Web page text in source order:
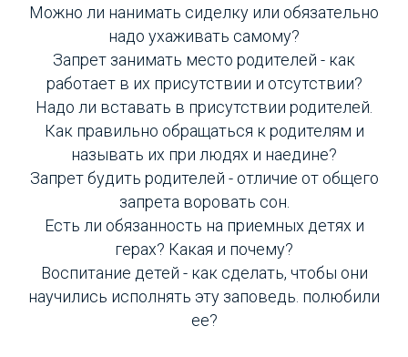
Можно ли нанимать сиделку или обязательно
надо ухаживать самому?
Запрет занимать место родителей - как
работает в их присутствии и отсутствии?
Надо ли вставать в присутствии родителей.
Как правильно обращаться к родителям и
называть их при людях и наедине?
Запрет будить родителей - отличие от общего
запрета воровать сон.
Есть ли обязанность на приемных детях и
герах? Какая и почему?
Воспитание детей - как сделать, чтобы они
научились исполнять эту заповедь. полюбили
ее?